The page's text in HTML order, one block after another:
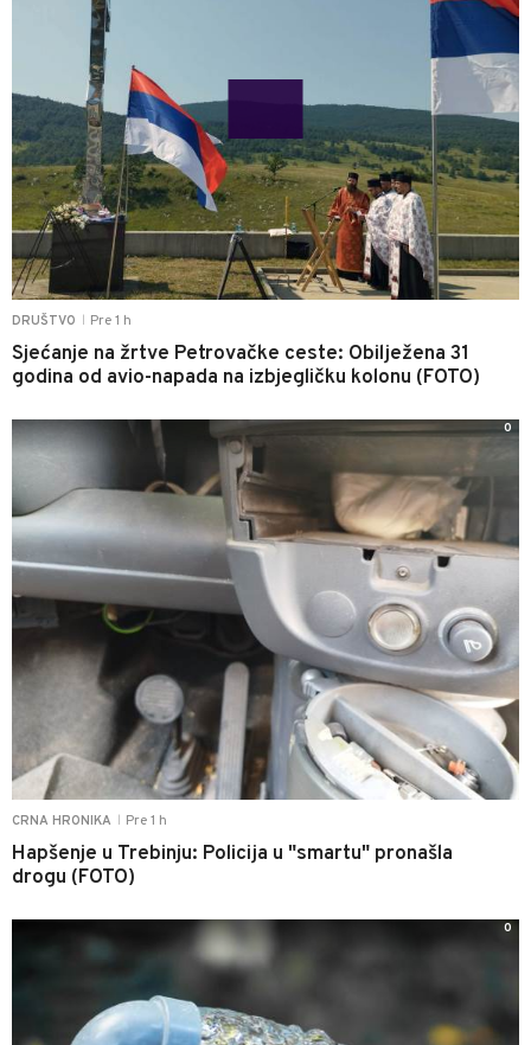
DRUŠTVO Pre 1 h
Sjećanje na žrtve Petrovačke ceste: Obilježena 31
godina od avio-napada na izbjegličku kolonu (FOTO)
CRNA HRONIKA Pre 1 h
Hapšenje u Trebinju: Policija u "smartu" pronašla
drogu (FOTO)
0
0